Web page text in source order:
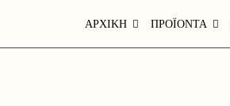
ΑΡΧΙΚΗ ΠΡΟΪΟΝΤΑ